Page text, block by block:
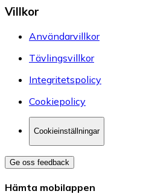
Villkor
Användarvillkor
Tävlingsvillkor
Integritetspolicy
Cookiepolicy
Cookieinställningar
Ge oss feedback
Hämta mobilappen